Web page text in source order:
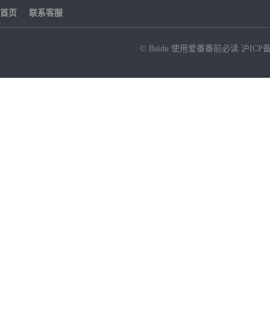
首页 联系客服
© Baidu 使用爱番番前必读 沪ICP